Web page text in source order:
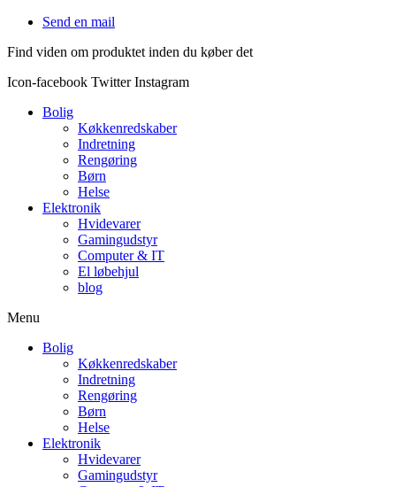
Videre
indhold
Send en mail
Find viden om produktet inden du køber det
Icon-facebook Twitter Instagram
Bolig
Køkkenredskaber
Indretning
Rengøring
Børn
Helse
Elektronik
Hvidevarer
Gamingudstyr
Computer & IT
El løbehjul
blog
Menu
Bolig
Køkkenredskaber
Indretning
Rengøring
Børn
Helse
Elektronik
Hvidevarer
Gamingudstyr